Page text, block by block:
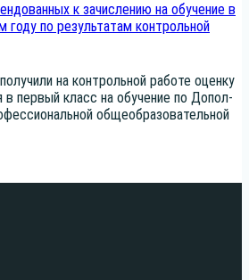
к зачислению на обучение в
году по результатам контрольной
на кон­троль­ной рабо­те оцен­ку
в пер­вый класс на обу­че­ние по Допол­
обще­об­ра­зо­ва­тель­ной